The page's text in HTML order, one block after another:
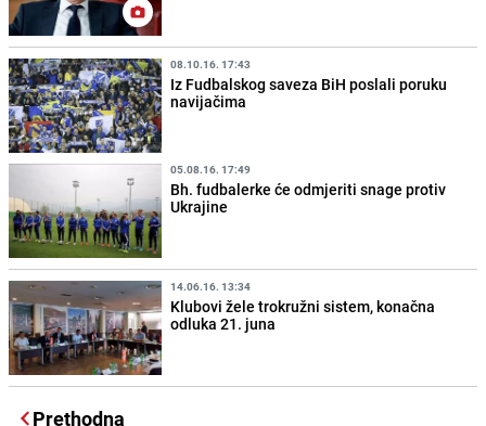
08.10.16. 17:43
Iz Fudbalskog saveza BiH poslali poruku
navijačima
05.08.16. 17:49
Bh. fudbalerke će odmjeriti snage protiv
Ukrajine
14.06.16. 13:34
Klubovi žele trokružni sistem, konačna
odluka 21. juna
Prethodna